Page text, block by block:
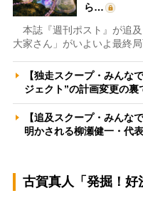
ら…
本誌『週刊ポスト』が追
大家さん」がいよいよ最終
【独走スクープ・みんな
ジェクト”の計画変更の
【追及スクープ・みんな
明かされる柳瀬健一・代
古賀真人「発掘！好